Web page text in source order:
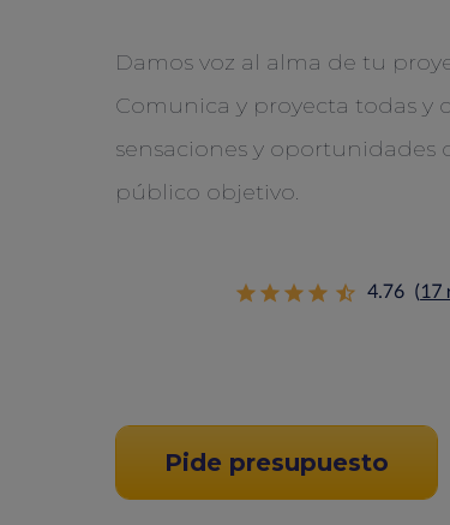
Damos voz al alma de tu
Comunica y proyecta todas y
sensaciones y oportunidades
público objetivo.
Pide presupuesto